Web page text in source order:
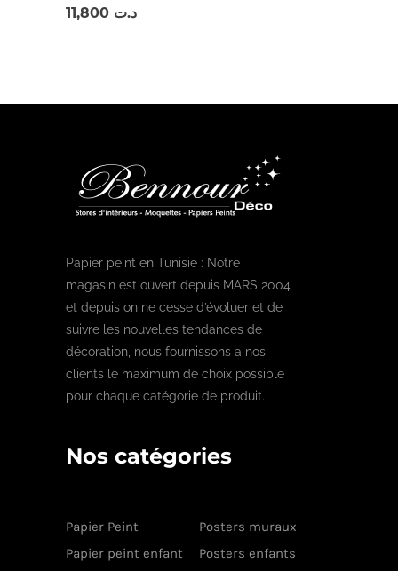
د.ت
Papier peint en Tunisie : Notre
magasin est ouvert depuis MARS 2004
et depuis on ne cesse d’évoluer et de
suivre les nouvelles tendances de
décoration, nous fournissons a nos
clients le maximum de choix possible
pour chaque catégorie de produit.
Nos catégories
Papier Peint
Posters muraux
Papier peint enfant
Posters enfants